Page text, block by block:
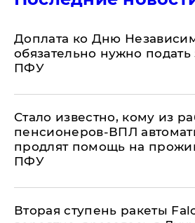
Доплата ко Дню
обязательно нужно подать
ПФУ
Стало известно, кому из
пенсионеров-ВПЛ
продлят помощь на
ПФУ
Вторая ступень ракеты